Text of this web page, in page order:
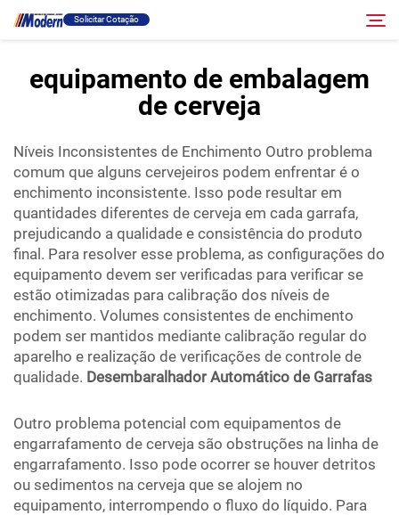
Solicitar Cotação
Envase E Embalagem
Sobre
Vídeo
Contato
Site RU
equipamento de embalagem
de cerveja
Níveis Inconsistentes de Enchimento Outro problema
comum que alguns cervejeiros podem enfrentar é o
enchimento inconsistente. Isso pode resultar em
quantidades diferentes de cerveja em cada garrafa,
prejudicando a qualidade e consistência do produto
final. Para resolver esse problema, as configurações do
equipamento devem ser verificadas para verificar se
estão otimizadas para calibração dos níveis de
enchimento. Volumes consistentes de enchimento
podem ser mantidos mediante calibração regular do
aparelho e realização de verificações de controle de
qualidade. Desembaralhador Automático de Garrafas
Outro problema potencial com equipamentos de
engarrafamento de cerveja são obstruções na linha de
engarrafamento. Isso pode ocorrer se houver detritos
ou sedimentos na cerveja que se alojem no
equipamento, interrompendo o fluxo do líquido. Para